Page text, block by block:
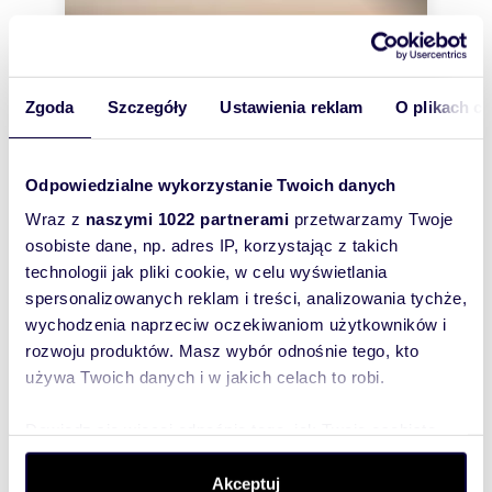
Zgoda Szczegóły Ustawienia reklam O plikach
Odpowiedzialne wykorzystanie Twoich danych
Wraz z naszymi 1022 partnerami przetwarzamy Twoje
osobiste dane, np. adres IP, korzystając z takich
technologii jak pliki cookie, w celu wyświetlania
spersonalizowanych reklam i treści, analizowania tychże,
wychodzenia naprzeciw oczekiwaniom użytkowników i
rozwoju produktów. Masz wybór odnośnie tego, kto
używa Twoich danych i w jakich celach to robi.
dane są przetwarzane oraz ustaw własne preferencje w
. W Deklaracji plików cookie możesz
Akceptuj
20,18 m zł/m
Polecam lokal handlowy 20,18 m² w galerii
z parkingiem
1 110 zł
1. O G Ó L N E I N F O R M A C J E = LOKAL
wynajęcia lokal w galerii handlowej, usytuowanej u